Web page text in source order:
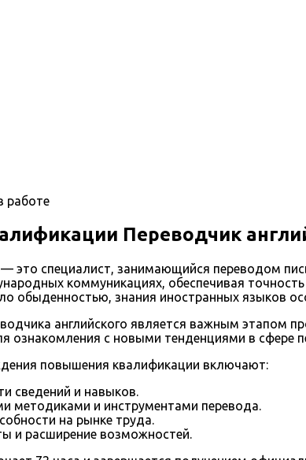
работе
Переводчик
это специалист, занимающийся переводом
коммуникациях, обеспечивая
обыденностью, знания иностранных языков
английского является важным этапом
ознакомления с новыми тенденциями в сфере
повышения квалификации включают:
сведений и навыков.
методиками и инструментами перевода.
на рынке труда.
и расширение возможностей.